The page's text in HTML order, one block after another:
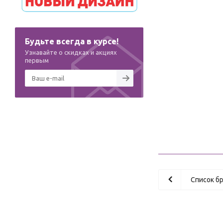
Список
Будьте всегда в курсе!
Узнавайте о скидках и акциях
первым